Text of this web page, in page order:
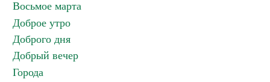
Восьмое марта
Доброе утро
Доброго дня
Добрый вечер
Города